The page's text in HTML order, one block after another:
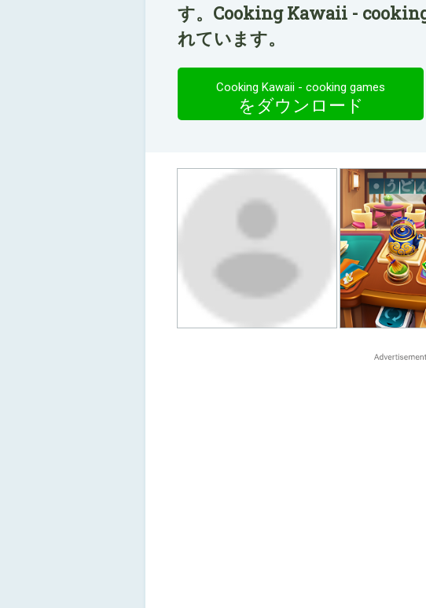
す。Cooking Kawaii -
れています。
Cooking Kawaii - cooking games
をダウンロード